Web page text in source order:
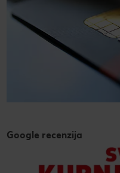
Google recenzija